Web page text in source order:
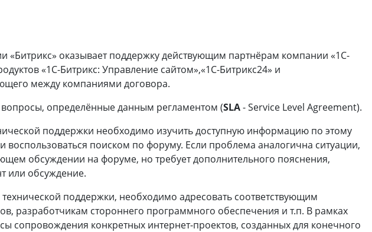
«Битрикс» оказывает поддержку действующим партнёрам компании «1С-
«1С-Битрикс: Управление сайтом»,«1С-Битрикс24» и
между компаниями договора.
определённые данным регламентом (SLA- Service Level Agreement).
поддержки необходимо изучить доступную информацию по этому
воспользоваться поиском по форуму. Если проблема аналогична ситуации,
обсуждении на форуме, но требует дополнительного пояснения,
или обсуждение.
поддержки, необходимо адресовать соответствующим
разработчикам стороннего программного обеспечения и т.п. В рамках
сопровождения конкретных интернет-проектов, созданных для конечного